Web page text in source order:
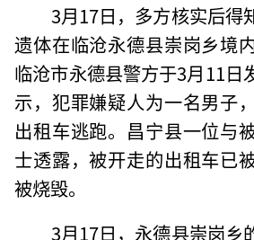
3月17日，多方核实后得
遗体在临沧永德县崇岗乡境
临沧市永德县警方于3月11日
示，犯罪嫌疑人为一名男子
出租车逃跑。昌宁县一位与
士透露，被开走的出租车已
被烧毁。
3月17日，永德县崇岗乡